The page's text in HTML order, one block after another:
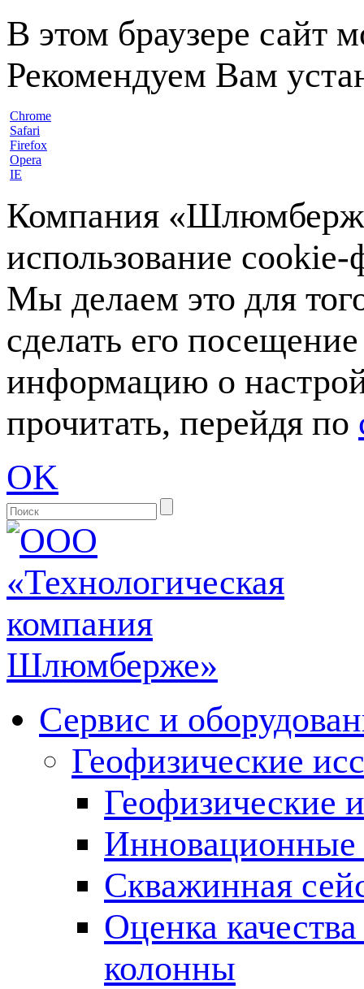
В этом браузере сайт
Рекомендуем Вам
Chrome
Safari
Firefox
Opera
IE
Компания
использование
Мы делаем это для
сделать его
информацию о
прочитать, перейдя по
OK
Сервис и
Геофизические
Геофизические
Инновационные
Скважинная
Оценка
колонны